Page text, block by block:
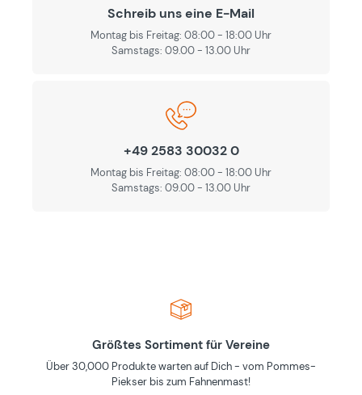
Schreib uns eine E-Mail
Montag bis Freitag: 08:00 - 18:00 Uhr
Samstags: 09.00 - 13.00 Uhr
+49 2583 30032 0
Montag bis Freitag: 08:00 - 18:00 Uhr
Samstags: 09.00 - 13.00 Uhr
Größtes Sortiment für Vereine
Über 30,000 Produkte warten auf Dich - vom Pommes-
Piekser bis zum Fahnenmast!